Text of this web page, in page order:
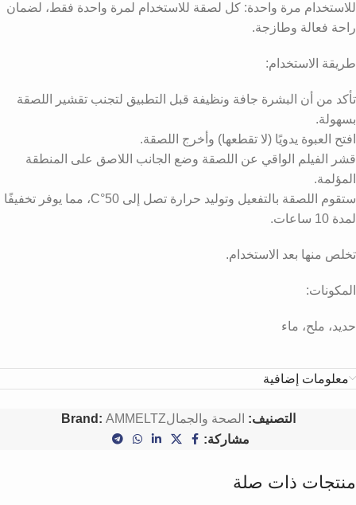
للاستخدام مرة واحدة: كل لصقة للاستخدام لمرة واحدة فقط، لضمان
راحة فعالة وطازجة.
طريقة الاستخدام:
تأكد من أن البشرة جافة ونظيفة قبل التطبيق لتجنب تقشير اللصقة
بسهولة.
افتح العبوة يدويًا (لا تقطعها) وأخرج اللصقة.
قشر الفيلم الواقي عن اللصقة وضع الجانب اللاصق على المنطقة
المؤلمة.
ستقوم اللصقة بالتفعيل وتوليد حرارة تصل إلى 50°C، مما يوفر تخفيفًا
لمدة 10 ساعات.
تخلص منها بعد الاستخدام.
المكونات:
حديد، ملح، ماء
معلومات إضافية
التصنيف: الصحة والجمال Brand: AMMELTZ
مشاركة:
منتجات ذات صلة